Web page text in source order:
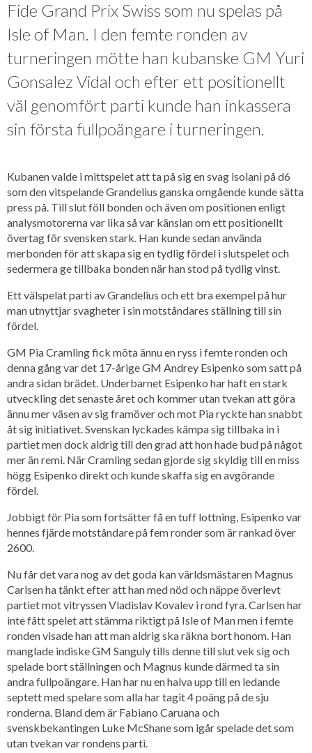
Fide Grand Prix Swiss som nu spelas på
Isle of Man. I den femte ronden av
turneringen mötte han kubanske GM Yuri
Gonsalez Vidal och efter ett positionellt
väl genomfört parti kunde han inkassera
sin första fullpoängare i turneringen.
Kubanen valde i mittspelet att ta på sig en svag isolani på d6
som den vitspelande Grandelius ganska omgående kunde sätta
press på. Till slut föll bonden och även om positionen enligt
analysmotorerna var lika så var känslan om ett positionellt
övertag för svensken stark. Han kunde sedan använda
merbonden för att skapa sig en tydlig fördel i slutspelet och
sedermera ge tillbaka bonden när han stod på tydlig vinst.
Ett välspelat parti av Grandelius och ett bra exempel på hur
man utnyttjar svagheter i sin motståndares ställning till sin
fördel.
GM Pia Cramling fick möta ännu en ryss i femte ronden och
denna gång var det 17-årige GM Andrey Esipenko som satt på
andra sidan brädet. Underbarnet Esipenko har haft en stark
utveckling det senaste året och kommer utan tvekan att göra
ännu mer väsen av sig framöver och mot Pia ryckte han snabbt
åt sig initiativet. Svenskan lyckades kämpa sig tillbaka in i
partiet men dock aldrig till den grad att hon hade bud på något
mer än remi. När Cramling sedan gjorde sig skyldig till en miss
högg Esipenko direkt och kunde skaffa sig en avgörande
fördel.
Jobbigt för Pia som fortsätter få en tuff lottning, Esipenko var
hennes fjärde motståndare på fem ronder som är rankad över
2600.
Nu får det vara nog av det goda kan världsmästaren Magnus
Carlsen ha tänkt efter att han med nöd och näppe överlevt
partiet mot vitryssen Vladislav Kovalev i rond fyra. Carlsen har
inte fått spelet att stämma riktigt på Isle of Man men i femte
ronden visade han att man aldrig ska räkna bort honom. Han
manglade indiske GM Sanguly tills denne till slut vek sig och
spelade bort ställningen och Magnus kunde därmed ta sin
andra fullpoängare. Han har nu en halva upp till en ledande
septett med spelare som alla har tagit 4 poäng på de sju
ronderna. Bland dem är Fabiano Caruana och
svenskbekantingen Luke McShane som igår spelade det som
utan tvekan var rondens parti.